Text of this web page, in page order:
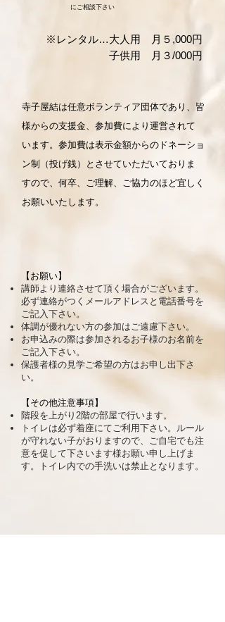
にご相談下さい
※ レンタル…大人用 月５,000円
子供用 月３/000円
寺子屋結は任意ボランティア団体であり、皆
様からの支援金、参加費により運営されて
います。参加費は表示金額からのドネーショ
ン制（投げ銭）とさせていただいておりま
すので、何卒、ご理解、ご協力のほど宜しく
お願いいたします。
【お願い】
講師より連絡させて頂く場合がございます。
必ず連絡がつくメールアドレスと電話番号を
ご記入下さい。
体調が優れない方の参加はご遠慮下さい。
お申込みの際は参加されるお子様のお名前を
ご記入下さい。
保護者様の見学ご希望の方はお申し出下さ
い。
【その他注意事項】
階段を上がり2階の部屋で行います。
トイレは必ず着座にてご利用下さい。ルール
が守れない子がおりますので、ご自宅でも注
意を促して下さいます様お願い申し上げま
す。トイレ内での手洗いは禁止となります。